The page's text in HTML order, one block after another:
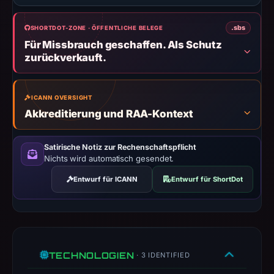
A
is
but
no
capture
timestamp
was
recorded.
missing
SHORTDOT-ZONE · ÖFFENTLICHE BELEGE .sbs
Für Missbrauch geschaffen. Als Schutz
zurückverkauft.
ICANN OVERSIGHT
Akkreditierung und RAA-Kontext
Satirische Notiz zur Rechenschaftspflicht
Nichts wird automatisch gesendet.
Entwurf für ICANN Entwurf für ShortDot
TECHNOLOGIEN · 3 IDENTIFIED